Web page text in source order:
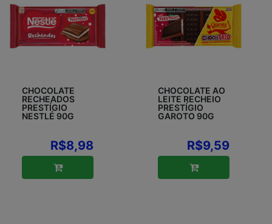
CHOCOLATE
RECHEADOS
PRESTÍGIO
NESTLÉ 90G
R$8,98
CHOCOLATE AO
LEITE RECHEIO
PRESTÍGIO
GAROTO 90G
R$9,59